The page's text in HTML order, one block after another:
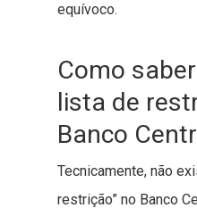
equívoco.
Como
lista de
Banco
Tecnicamente, não
restrição” no Banco